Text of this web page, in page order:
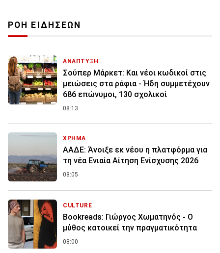
ΡΟΗ ΕΙΔΗΣΕΩΝ
ΑΝΑΠΤΥΞΗ
Σούπερ Μάρκετ: Και νέοι κωδικοί στις
μειώσεις στα ράφια - Ήδη συμμετέχουν
686 επώνυμοι, 130 σχολικοί
08:13
ΧΡΗΜΑ
ΑΑΔΕ: Άνοιξε εκ νέου η πλατφόρμα για
τη νέα Ενιαία Αίτηση Ενίσχυσης 2026
08:05
CULTURE
Bookreads: Γιώργος Χωματηνός - Ο
μύθος κατοικεί την πραγματικότητα
08:00